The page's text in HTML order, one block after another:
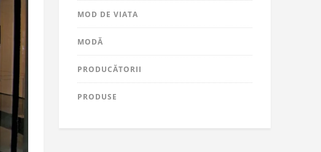
MOD DE VIATA
MODĂ
PRODUCĂTORII
PRODUSE